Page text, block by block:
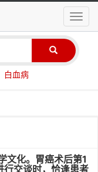
导
航
白血病
文化。胃癌术后第1
行交谈时，恰逢患者